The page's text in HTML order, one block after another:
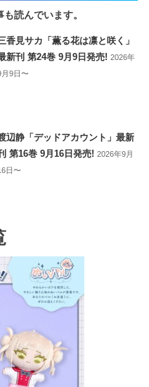
読んでいます。
香見サカ「薫る花は凛と咲く」
新刊 第24巻 9月9日発売!2026年
月9日〜
辺静「デッドアカウント」最新
第16巻 9月16日発売!2026年9月
日〜